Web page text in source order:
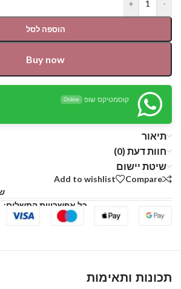
-
+
הוספה לסל
Buy now
קוסמטיקס שופ Online
תיאור
חוות דעת (0)
שיטת יישום
Compare
Add to wishlist
כל אפשרויות התשלום:
תכונות ותאימות